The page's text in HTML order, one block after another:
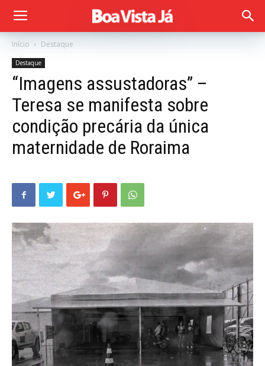
Início Destaque
Destaque
“Imagens assustadoras” –
Teresa se manifesta sobre
condição precária da única
maternidade de Roraima